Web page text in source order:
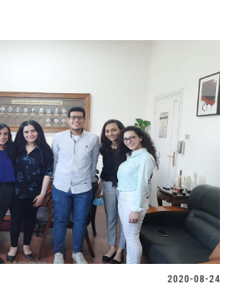
2020-08-24